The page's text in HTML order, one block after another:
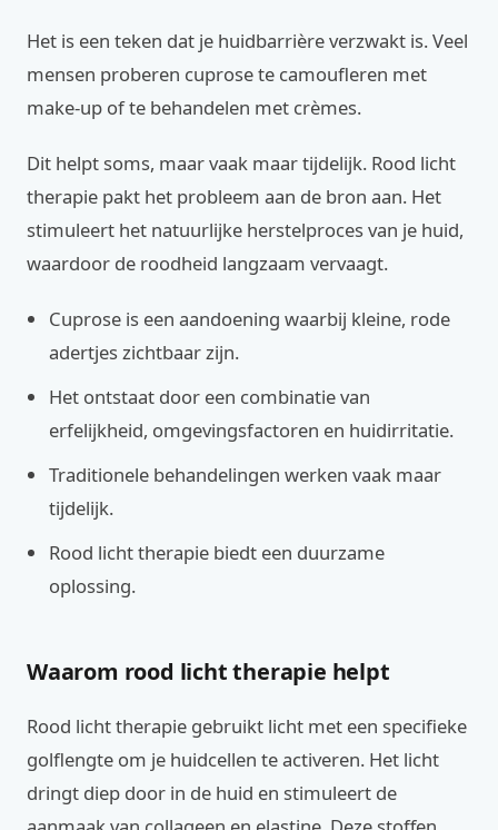
Het is een teken dat je huidbarrière verzwakt is. Veel
mensen proberen cuprose te camoufleren met
make-up of te behandelen met crèmes.
Dit helpt soms, maar vaak maar tijdelijk. Rood licht
therapie pakt het probleem aan de bron aan. Het
stimuleert het natuurlijke herstelproces van je huid,
waardoor de roodheid langzaam vervaagt.
Cuprose is een aandoening waarbij kleine, rode
adertjes zichtbaar zijn.
Het ontstaat door een combinatie van
erfelijkheid, omgevingsfactoren en huidirritatie.
Traditionele behandelingen werken vaak maar
tijdelijk.
Rood licht therapie biedt een duurzame
oplossing.
Waarom rood licht therapie helpt
Rood licht therapie gebruikt licht met een specifieke
golflengte om je huidcellen te activeren. Het licht
dringt diep door in de huid en stimuleert de